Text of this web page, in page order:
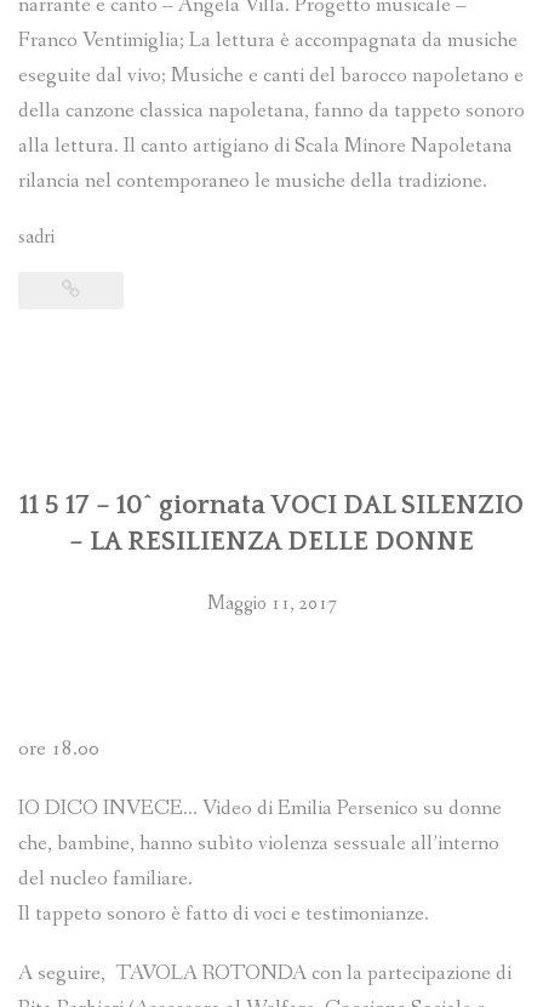
Franco Ventimiglia; La lettura è accompagnata da musiche
eseguite dal vivo; Musiche e canti del barocco napoletano e
della canzone classica napoletana, fanno da tappeto sonoro
alla lettura. Il canto artigiano di Scala Minore Napoletana
rilancia nel contemporaneo le musiche della tradizione.
sadri
11 5 17 – 10^ giornata VOCI DAL SILENZIO
– LA RESILIENZA DELLE DONNE
Maggio 11, 2017
ore 18.00
IO DICO INVECE… Video di Emilia Persenico su donne
che, bambine, hanno subìto violenza sessuale all’interno
del nucleo familiare.
Il tappeto sonoro è fatto di voci e testimonianze.
A seguire, TAVOLA ROTONDA con la partecipazione di